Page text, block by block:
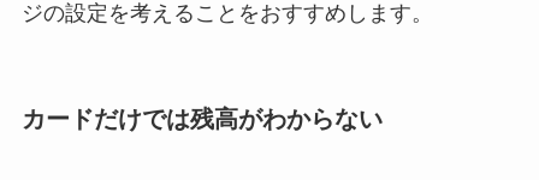
ジの設定を考えることをおすすめします。
カードだけでは残高がわからない